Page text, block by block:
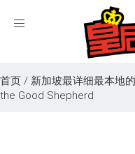
Toggle
首页 / 新加坡最详细最本地
the Good Shepherd